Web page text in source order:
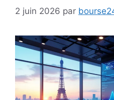
2 juin 2026 par